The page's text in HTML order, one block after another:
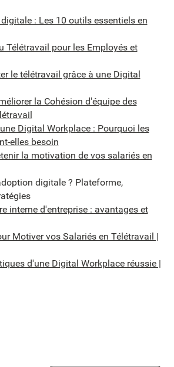
: Les 10 outils essentiels en
Télétravail pour les Employés et
le télétravail grâce à une Digital
la Cohésion d'équipe des
Digital Workplace : Pourquoi les
elles besoin
la motivation de vos salariés en
digitale ? Plateforme,
interne d'entreprise : avantages et
Motiver vos Salariés en Télétravail |
d'une Digital Workplace réussie |